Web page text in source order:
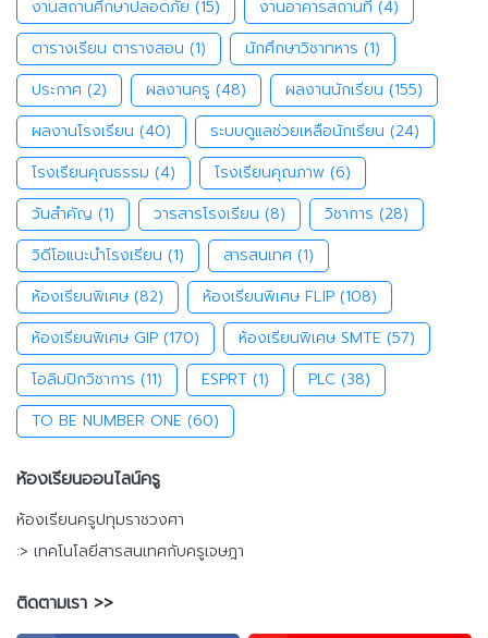
งานสถานศึกษาปลอดภัย (15) งานอาคารสถานที่ (4)
ตารางเรียน ตารางสอน (1) นักศึกษาวิชาทหาร (1)
ประกาศ (2) ผลงานครู (48) ผลงานนักเรียน (155)
ผลงานโรงเรียน (40) ระบบดูแลช่วยเหลือนักเรียน (24)
โรงเรียนคุณธรรม (4) โรงเรียนคุณภาพ (6)
วันสำคัญ (1) วารสารโรงเรียน (8) วิชาการ (28)
วิดีโอแนะนำโรงเรียน (1) สารสนเทศ (1)
ห้องเรียนพิเศษ (82) ห้องเรียนพิเศษ FLIP (108)
ห้องเรียนพิเศษ GIP (170) ห้องเรียนพิเศษ SMTE (57)
โอลิมปิกวิชาการ (11) ESPRT (1) PLC (38)
TO BE NUMBER ONE (60)
ห้องเรียนออนไลน์ครู
ห้องเรียนครูปทุมราชวงศา
:> เทคโนโลยีสารสนเทศกับครูเจษฎา
ติดตามเรา >>